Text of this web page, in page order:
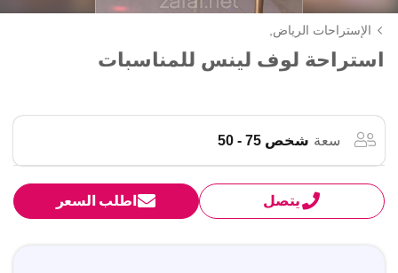
الإستراحات الرياض,
استراحة لوف لينس للمناسبات
سعة شخص 75 - 50
يتصل اطلب السعر